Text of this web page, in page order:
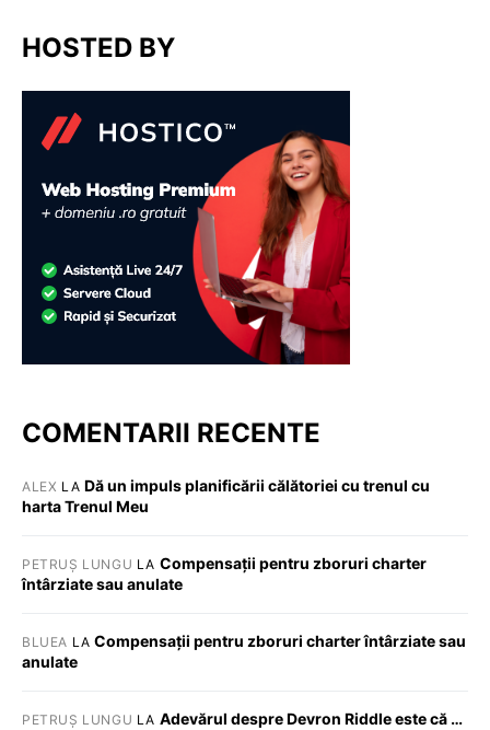
HOSTED BY
COMENTARII RECENTE
ALEX LA Dă un impuls planificării călătoriei cu trenul cu
harta Trenul Meu
PETRUȘ LUNGU LA Compensații pentru zboruri charter
întârziate sau anulate
BLUEA LACompensații pentru zboruri charter întârziate sau
anulate
PETRUȘ LUNGU LA Adevărul despre Devron Riddle este că …